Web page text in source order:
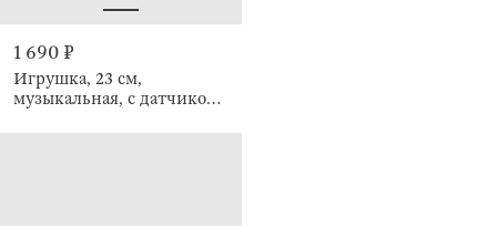
1 690 ₽
Игрушка, 23 см,
музыкальная, с датчиком